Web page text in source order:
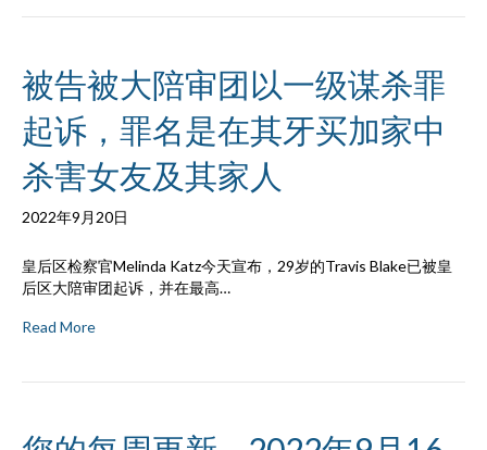
被告被大陪审团以一级谋杀罪
起诉，罪名是在其牙买加家中
杀害女友及其家人
2022年9月20日
皇后区检察官Melinda Katz今天宣布，29岁的Travis Blake已被皇
后区大陪审团起诉，并在最高…
Read More